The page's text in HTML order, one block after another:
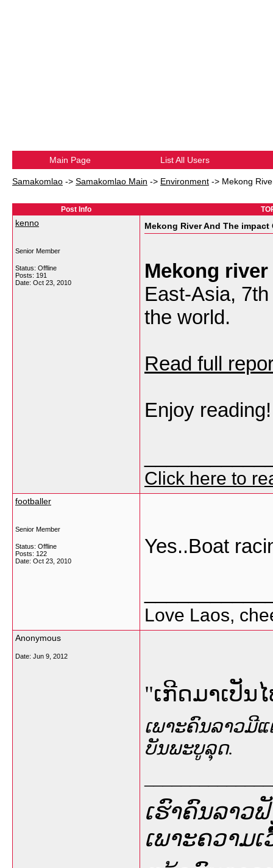
Main Page List All Users
Samakomlao -> Samakomlao Main -> Environment -> Mekong
Post Info
kenno
Senior Member
Status: Offline
Posts: 191
Date: Oct 23, 2010
Mekong River And The
Mekong river
East-Asia,
the world.
Read full
Enjoy reading!
Click here to
footballer
Senior Member
Status: Offline
Posts: 122
Date: Oct 23, 2010
Yes..Boat
Love Laos,
Anonymous
Date: Jun 9, 2012
"ເກີດມາເປັນ
ເພາະຄົນລາວມີ
ບັນພະບູລຸດ.
ເຮົາຄົນລາວ
ເພາະຄວາມ